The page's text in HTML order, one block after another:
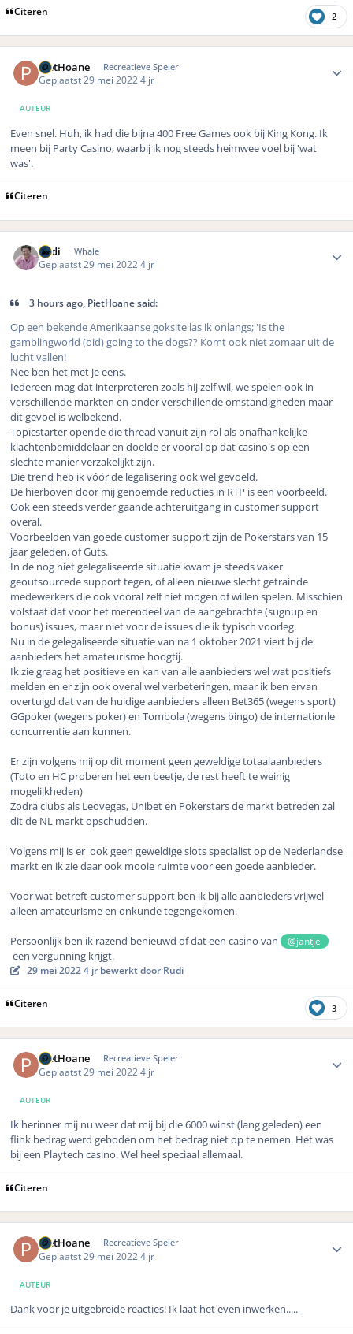
Citeren 2
PietHoane Recreatieve Speler
Geplaatst 29 mei 20224 jr
AUTEUR
Even snel. Huh, ik had die bijna 400 Free Games ook bij King Kong. Ik
meen bij Party Casino, waarbij ik nog steeds heimwee voel bij 'wat
was'.
Citeren
Rudi Whale
Geplaatst 29 mei 20224 jr
3 hours ago, PietHoane said:
Op een bekende Amerikaanse goksite las ik onlangs; 'Is the
gamblingworld (oid) going to the dogs?? Komt ook niet zomaar uit de
lucht vallen!
Nee ben het met je eens.
Iedereen mag dat interpreteren zoals hij zelf wil, we spelen ook in
verschillende markten en onder verschillende omstandigheden maar
dit gevoel is welbekend.
Topicstarter opende die thread vanuit zijn rol als onafhankelijke
klachtenbemiddelaar en doelde er vooral op dat casino's op een
slechte manier verzakelijkt zijn.
Die trend heb ik vóór de legalisering ook wel gevoeld.
De hierboven door mij genoemde reducties in RTP is een voorbeeld.
Ook een steeds verder gaande achteruitgang in customer support
overal.
Voorbeelden van goede customer support zijn de Pokerstars van 15
jaar geleden, of Guts.
In de nog niet gelegaliseerde situatie kwam je steeds vaker
geoutsourcede support tegen, of alleen nieuwe slecht getrainde
medewerkers die ook vooral zelf niet mogen of willen spelen. Misschien
volstaat dat voor het merendeel van de aangebrachte (sugnup en
bonus) issues, maar niet voor de issues die ik typisch voorleg.
Nu in de gelegaliseerde situatie van na 1 oktober 2021 viert bij de
aanbieders het amateurisme hoogtij.
Ik zie graag het positieve en kan van alle aanbieders wel wat positiefs
melden en er zijn ook overal wel verbeteringen, maar ik ben ervan
overtuigd dat van de huidige aanbieders alleen Bet365 (wegens sport)
GGpoker (wegens poker) en Tombola (wegens bingo) de internationle
concurrentie aan kunnen.
Er zijn volgens mij op dit moment geen geweldige totaalaanbieders
(Toto en HC proberen het een beetje, de rest heeft te weinig
mogelijkheden)
Zodra clubs als Leovegas, Unibet en Pokerstars de markt betreden zal
dit de NL markt opschudden.
Volgens mij is er ook geen geweldige slots specialist op de Nederlandse
markt en ik zie daar ook mooie ruimte voor een goede aanbieder.
Voor wat betreft customer support ben ik bij alle aanbieders vrijwel
alleen amateurisme en onkunde tegengekomen.
Persoonlijk ben ik razend benieuwd of dat een casino van @jantje
een vergunning krijgt.
29 mei 20224 jr bewerkt door Rudi
Citeren 3
PietHoane Recreatieve Speler
Geplaatst 29 mei 20224 jr
AUTEUR
Ik herinner mij nu weer dat mij bij die 6000 winst (lang geleden) een
flink bedrag werd geboden om het bedrag niet op te nemen. Het was
bij een Playtech casino. Wel heel speciaal allemaal.
Citeren
PietHoane Recreatieve Speler
Geplaatst 29 mei 20224 jr
AUTEUR
Dank voor je uitgebreide reacties! Ik laat het even inwerken.....